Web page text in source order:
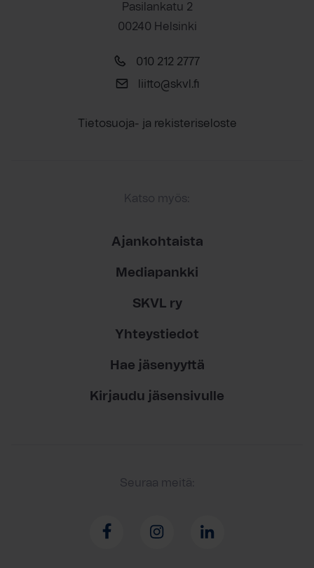
Pasilankatu 2
00240 Helsinki
010 212 2777
liitto@skvl.fi
Tietosuoja- ja rekisteriseloste
Katso myös:
Ajankohtaista
Mediapankki
SKVL ry
Yhteystiedot
Hae jäsenyyttä
Kirjaudu jäsensivulle
Seuraa meitä: